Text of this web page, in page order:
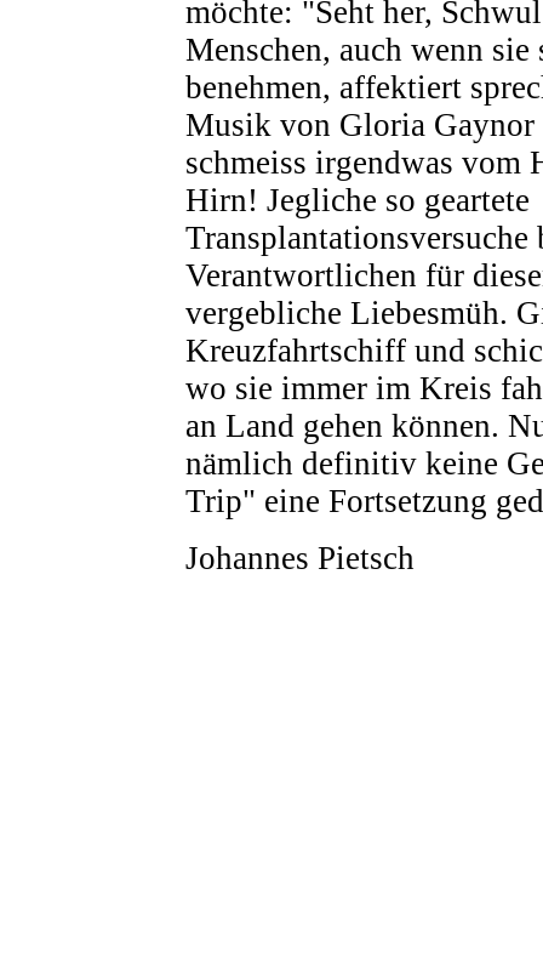
möchte: "Seht her,
Menschen, auch wenn sie
benehmen, affektiert
Musik von Gloria Gaynor
schmeiss irgendwas vom
Hirn! Jegliche so geartete
Transplantationsversuche
Verantwortlichen für
vergebliche Liebesmüh.
Kreuzfahrtschiff und
wo sie immer im Kreis
an Land gehen können.
nämlich definitiv keine
Trip" eine Fortsetzung
Johannes Pietsch